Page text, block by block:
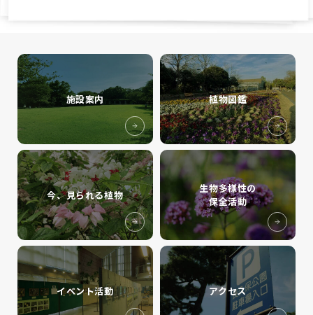
施設案内 植物図鑑
今、見られる植物
生物多様性の
保全活動
イベント活動 アクセス